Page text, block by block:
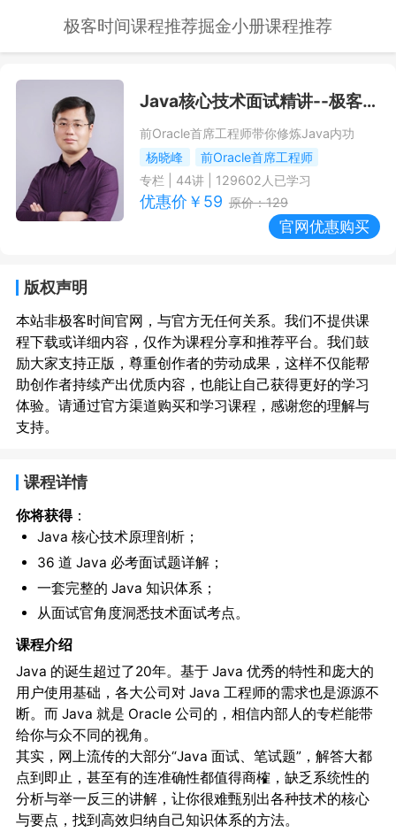
极客时间课程推荐掘金小册课程推荐
Java核心技术面试精讲--极客时间课程推荐/优惠
前Oracle首席工程师带你修炼Java内功
杨晓峰
前Oracle首席工程师
专栏
44讲 | 129602 人已学习
优惠价￥ 59 原价：129
官网优惠购买
版权声明
本站非极客时间官网，与官方无任何关系。我们不提供课
程下载或详细内容，仅作为课程分享和推荐平台。我们鼓
励大家支持正版，尊重创作者的劳动成果，这样不仅能帮
助创作者持续产出优质内容，也能让自己获得更好的学习
体验。请通过官方渠道购买和学习课程，感谢您的理解与
支持。
课程详情
你将获得：
Java 核心技术原理剖析；
36 道 Java 必考面试题详解；
一套完整的 Java 知识体系；
从面试官角度洞悉技术面试考点。
课程介绍
Java 的诞生超过了20年。基于 Java 优秀的特性和庞大的
用户使用基础，各大公司对 Java 工程师的需求也是源源不
断。而 Java 就是 Oracle 公司的，相信内部人的专栏能带
给你与众不同的视角。
其实，网上流传的大部分“Java 面试、笔试题”，解答大都
点到即止，甚至有的连准确性都值得商榷，缺乏系统性的
分析与举一反三的讲解，让你很难甄别出各种技术的核心
与要点，找到高效归纳自己知识体系的方法。